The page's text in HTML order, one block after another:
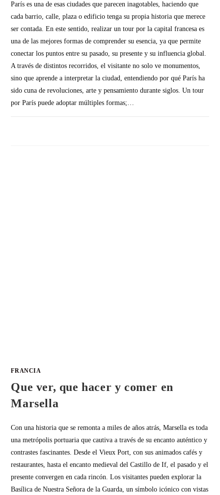
París es una de esas ciudades que parecen inagotables, haciendo que
cada barrio, calle, plaza o edificio tenga su propia historia que merece
ser contada. En este sentido, realizar un tour por la capital francesa es
una de las mejores formas de comprender su esencia, ya que permite
conectar los puntos entre su pasado, su presente y su influencia global.
A través de distintos recorridos, el visitante no solo ve monumentos,
sino que aprende a interpretar la ciudad, entendiendo por qué París ha
sido cuna de revoluciones, arte y pensamiento durante siglos. Un tour
por París puede adoptar múltiples formas;…
FRANCIA
Que ver, que hacer y comer en
Marsella
Con una historia que se remonta a miles de años atrás, Marsella es toda
una metrópolis portuaria que cautiva a través de su encanto auténtico y
contrastes fascinantes. Desde el Vieux Port, con sus animados cafés y
restaurantes, hasta el encanto medieval del Castillo de If, el pasado y el
presente convergen en cada rincón. Los visitantes pueden explorar la
Basílica de Nuestra Señora de la Guarda, un símbolo icónico con vistas